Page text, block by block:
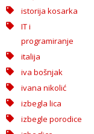
istorija kosarka
IT i
programiranje
italija
iva bošnjak
ivana nikolić
izbegla lica
izbegle porodice